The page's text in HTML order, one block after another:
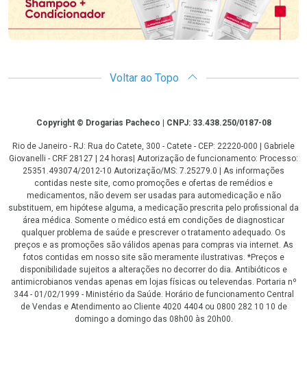
Voltar ao Topo
CopyrightCopyright © Drogarias Pacheco | CNPJ: 33.438.250/0187-08
Rio de Janeiro - RJ: Rua do Catete, 300 - Catete - CEP: 22220-000 | Gabriele
Giovanelli - CRF 28127 | 24 horas| Autorização de funcionamento: Processo:
25351.493074/2012-10 Autorização/MS: 7.25279.0 | As informações
contidas neste site, como promoções e ofertas de remédios e
medicamentos, não devem ser usadas para automedicação e não
substituem, em hipótese alguma, a medicação prescrita pelo profissional da
área médica. Somente o médico está em condições de diagnosticar
qualquer problema de saúde e prescrever o tratamento adequado. Os
preços e as promoções são válidos apenas para compras via internet. As
fotos contidas em nosso site são meramente ilustrativas. *Preços e
disponibilidade sujeitos a alterações no decorrer do dia. Antibióticos e
antimicrobianos vendas apenas em lojas físicas ou televendas. Portaria nº
344 - 01/02/1999 - Ministério da Saúde. Horário de funcionamento Central
de Vendas e Atendimento ao Cliente 4020 4404 ou 0800 282 10 10 de
domingo a domingo das 08h00 às 20h00.